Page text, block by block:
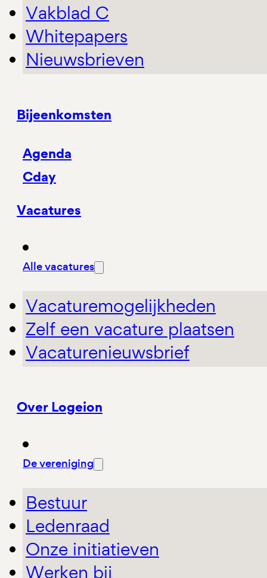
Vakblad C
Whitepapers
Nieuwsbrieven
Bijeenkomsten
Agenda
Cday
Vacatures
Alle vacatures
Vacaturemogelijkheden
Zelf een vacature plaatsen
Vacaturenieuwsbrief
Over Logeion
De vereniging
Bestuur
Ledenraad
Onze initiatieven
Werken bij